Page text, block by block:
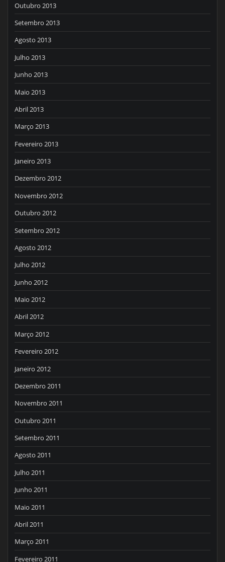
Outubro 2013
Setembro 2013
Agosto 2013
Julho 2013
Junho 2013
Maio 2013
Abril 2013
Março 2013
Fevereiro 2013
Janeiro 2013
Dezembro 2012
Novembro 2012
Outubro 2012
Setembro 2012
Agosto 2012
Julho 2012
Junho 2012
Maio 2012
Abril 2012
Março 2012
Fevereiro 2012
Janeiro 2012
Dezembro 2011
Novembro 2011
Outubro 2011
Setembro 2011
Agosto 2011
Julho 2011
Junho 2011
Maio 2011
Abril 2011
Março 2011
Fevereiro 2011